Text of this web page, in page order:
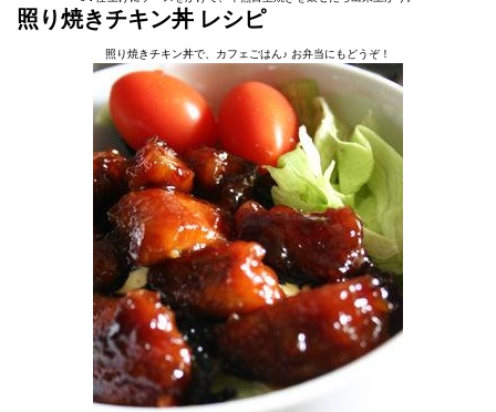
照り焼きチキン丼 レシピ
照り焼きチキン丼で、カフェごはん♪ お弁当にもどうぞ！